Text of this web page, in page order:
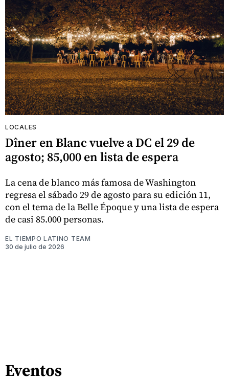
LOCALES
Dîner en Blanc vuelve a DC el 29 de
agosto; 85,000 en lista de espera
La cena de blanco más famosa de Washington
regresa el sábado 29 de agosto para su edición 11,
con el tema de la Belle Époque y una lista de espera
de casi 85.000 personas.
EL TIEMPO LATINO TEAM
30 de julio de 2026
Eventos